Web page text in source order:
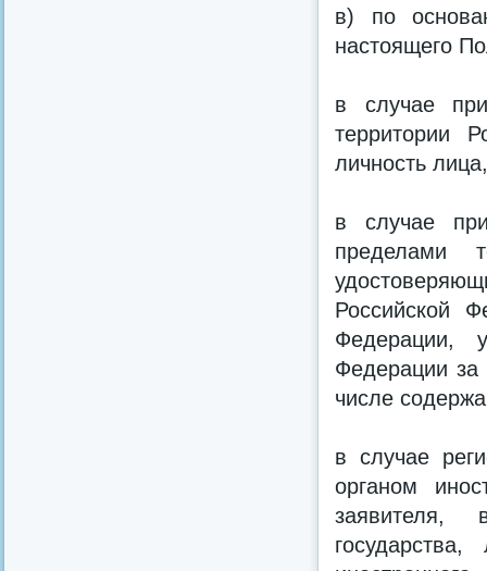
в) по
настоящего
в случае
территории
личность
в случае
пределами
Российской
Федерации,
Федерации за
числе
в случае
органом
заявителя,